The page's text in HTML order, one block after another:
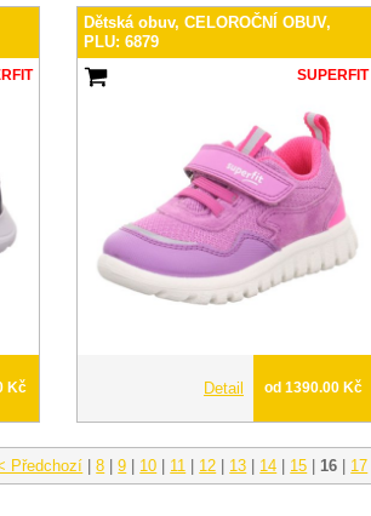
Kč
Dětská obuv, CELOROČNÍ OBUV,
PLU: 6879
SUPERFIT
Detail od 1390.00 Kč
Předchozí |8 |9 10 11 12 13 14 15 |16 17